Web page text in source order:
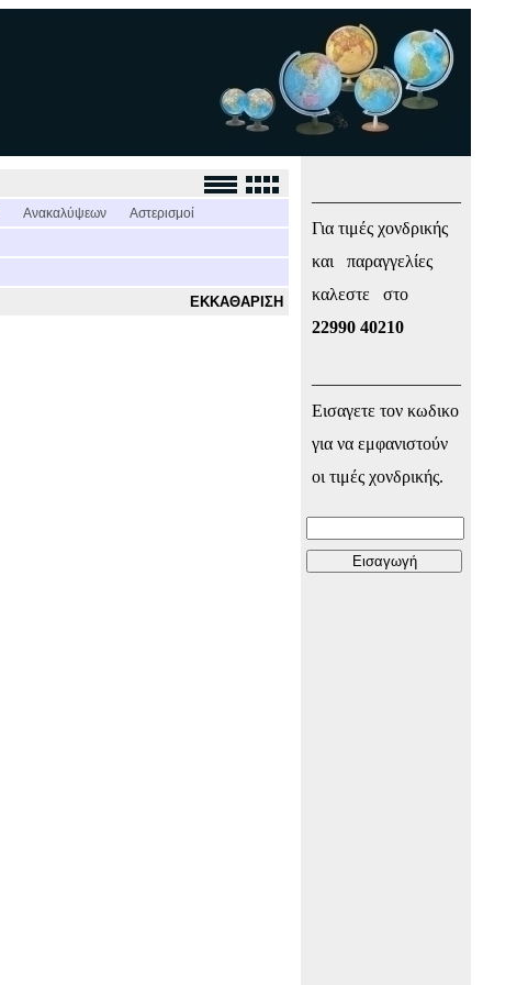
Ανακαλύψεων
Αστερισμοί
ΕΚΚΑΘΑΡΙΣΗ
Για τιμές χονδρικής
και παραγγελίες
καλεστε στο
22990 40210
Εισαγετε τον κωδικο
για να εμφανιστούν
οι τιμές χονδρικής.